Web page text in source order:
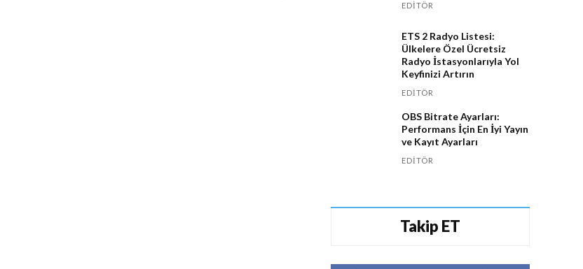
EDITÖR
ETS 2 Radyo Listesi:
Ülkelere Özel Ücretsiz
Radyo İstasyonlarıyla Yol
Keyfinizi Artırın
EDITÖR
OBS Bitrate Ayarları:
Performans İçin En İyi Yayın
ve Kayıt Ayarları
EDITÖR
Takip ET